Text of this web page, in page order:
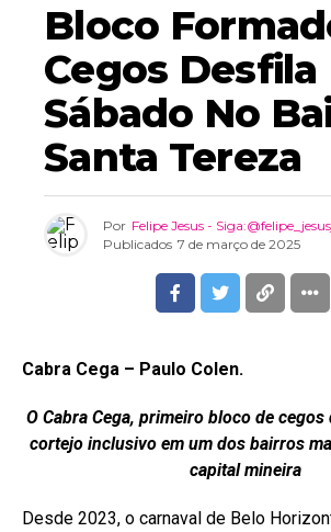
SBT- SISTEMA BRASILEIRO DE
Bloco
Cegos Desfila
Sábado No
Santa Tereza
Por Felipe Jesus -
Publicados 7 de março de 2025
Cabra Cega – Paulo Colen.
O Cabra Cega, primeiro bloco de
cortejo inclusivo em um dos bairros
capital mineira
Desde 2023, o carnaval de Belo